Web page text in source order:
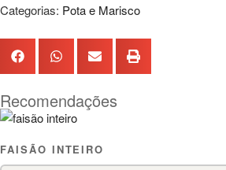
Categorias: Pota e Marisco
Recomendações
FAISÃO INTEIRO